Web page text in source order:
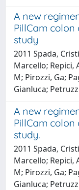
A new
PillCam colon
study
2011 Spada,
Marcello; Repici,
M; Pirozzi, Ga;
Gianluca;
A new
PillCam colon
study.
2011 Spada,
Marcello; Repici,
M; Pirozzi, Ga;
Gianluca;